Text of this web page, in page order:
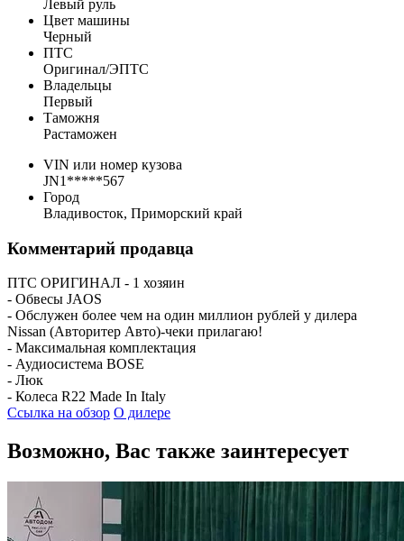
Левый руль
Цвет машины
Черный
ПТС
Оригинал/ЭПТС
Владельцы
Первый
Таможня
Растаможен
VIN или номер кузова
JN1*****567
Город
Владивосток, Приморский край
Комментарий продавца
ПТС ОРИГИНАЛ - 1 хозяин
- Обвесы JAOS
- Обслужен более чем на один миллион рублей у дилера
Nissan (Авторитер Авто)-чеки прилагаю!
- Максимальная комплектация
- Аудиосистема BOSE
- Люк
- Колеса R22 Made In Italy
Ссылка на обзор О дилере
Возможно, Вас также заинтересует